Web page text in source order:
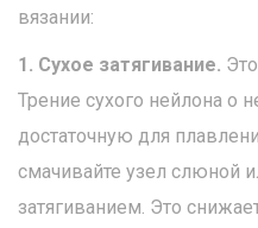
вязании:
1. Сухое затягивание.
Трение сухого нейлона о
достаточную для
смачивайте узел слюной
затягиванием. Это